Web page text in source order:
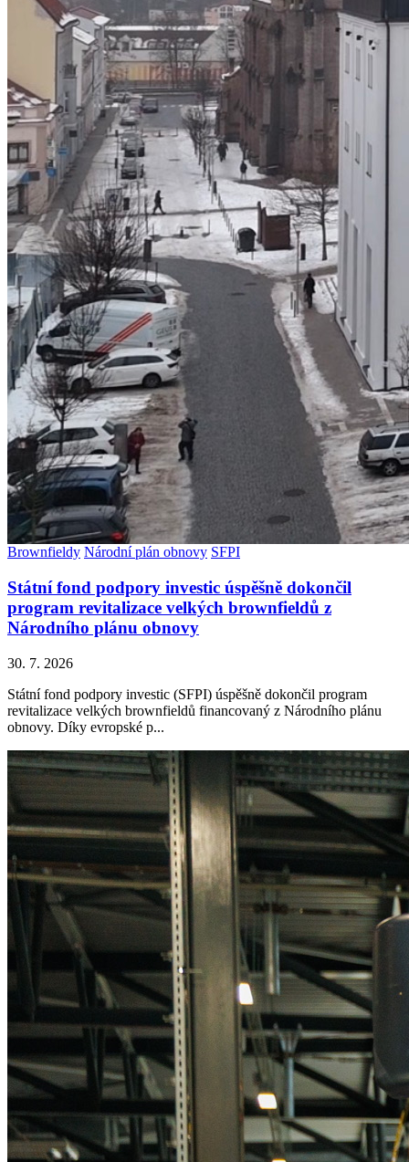
Brownfieldy Národní plán obnovy SFPI
Státní fond podpory investic úspěšně dokončil
program revitalizace velkých brownfieldů z
Národního plánu obnovy
30. 7. 2026
Státní fond podpory investic (SFPI) úspěšně dokončil program
revitalizace velkých brownfieldů financovaný z Národního plánu
obnovy. Díky evropské p...